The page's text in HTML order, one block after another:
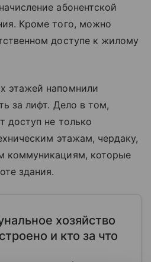
абонентской
Кроме того, можно
доступе к жилому
этажей напомнили
за лифт. Дело в том,
доступ не только
этажам, чердаку,
коммуникациям, которые
здания.
хозяйство
и кто за что